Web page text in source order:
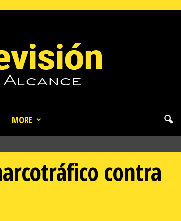
MORE
contra